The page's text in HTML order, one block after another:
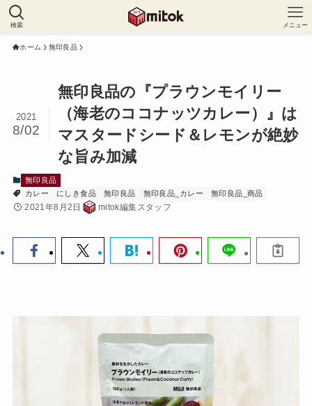
検索 メニュー
ホーム 無印良品
無印良品の『プラウンモイリー
（海老のココナッツカレー）』は
マスタードシード＆レモンが絶妙
な旨み加減
2021
8/02
無印良品
カレー
にしき食品 無印良品 無印良品_カレー 無印良品_商品
2021年8月2日 mitok編集スタッフ